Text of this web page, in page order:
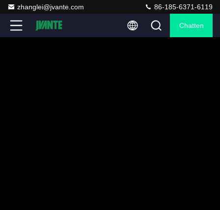
zhanglei@jvante.com 86-185-6371-6119
Chatten